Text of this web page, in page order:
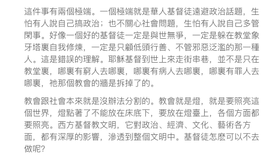
這件事有兩個極端。一個極端就是華人基督徒遠避政治話題，生
怕有人說自己搞政治；也不關心社會問題，生怕有人說自己多管
閑事。好像一個好的基督徒一定是與世無爭，一定是躲在教堂象
牙塔裏自我修煉，一定是只顧低頭行善、不管邪惡泛濫的那一種
人。這是錯誤的理解。耶穌基督到世上來走街串巷，並不是只在
教堂裏，哪裏有窮人去哪裏，哪裏有病人去哪裏，哪裏有罪人去
哪裏，祂那個教會的牆是拆掉了的。
教會跟社會本來就是沒辦法分割的。教會就是燈，就是要照亮這
個世界，燈點著了不能放在床底下，要放在燈臺上，各個方面都
要照亮。西方基督教文明，它對政治、經濟、文化、藝術各方
面，都有深厚的影響，滲透到整個文明中。基督徒怎麽可以不去
做呢？